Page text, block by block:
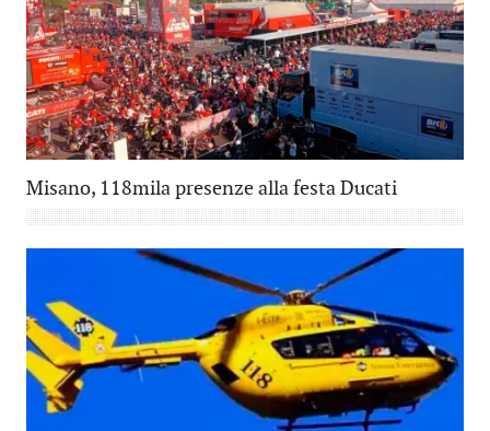
Misano, 118mila presenze alla festa Ducati